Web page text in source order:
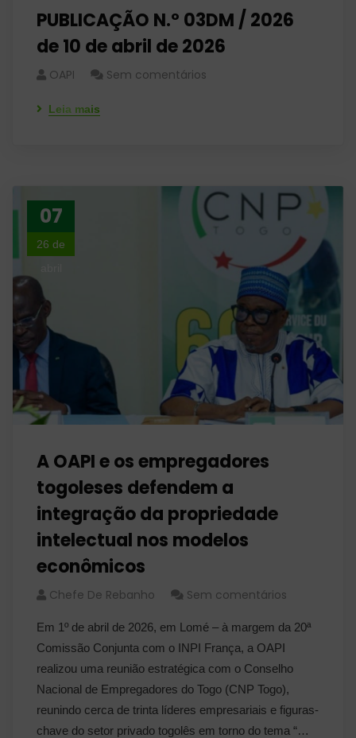
PUBLICAÇÃO N.º 03DM / 2026
de 10 de abril de 2026
OAPI Sem comentários
Leia mais
07
26 de
A OAPI e os empregadores
togoleses defendem a
integração da propriedade
intelectual nos modelos
econômicos
Chefe De Rebanho Sem comentários
Em 1º de abril de 2026, em Lomé – à margem da 20ª
Comissão Conjunta com o INPI França, a OAPI
realizou uma reunião estratégica com o Conselho
Nacional de Empregadores do Togo (CNP Togo),
reunindo cerca de trinta líderes empresariais e figuras-
chave do setor privado togolês em torno do tema “…